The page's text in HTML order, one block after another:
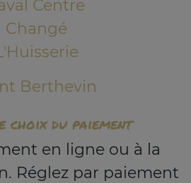
Centre
Changé
Berthevin
choix du paiement
en ligne ou à la
Réglez par paiement